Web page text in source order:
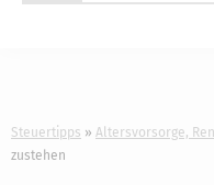
Steuertipps Altersvorsorge,
zustehen